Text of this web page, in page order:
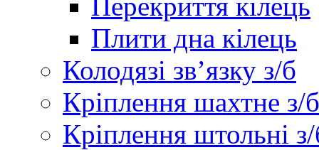
Плити дна кілець
Колодязі зв’язку з/б
Кріплення шахтне з/б
Кріплення штольні